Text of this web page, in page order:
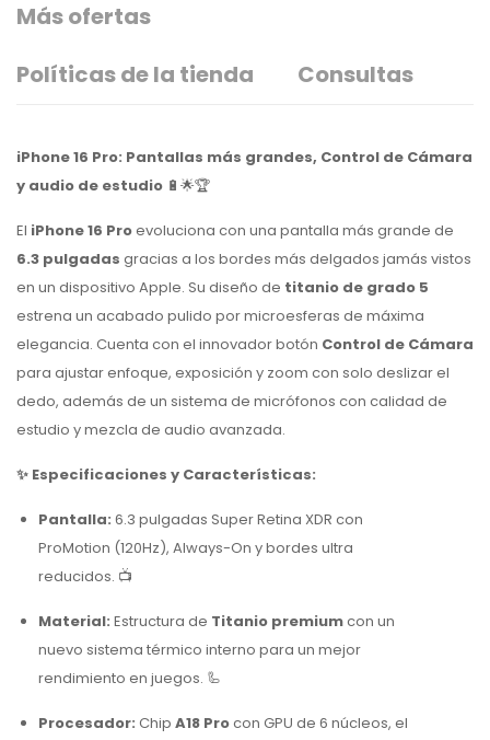
Más ofertas
Políticas de la tienda
Consultas
iPhone 16 Pro: Pantallas más grandes, Control de Cámara
y audio de estudio 🔋🌟🏆
El iPhone 16 Proevoluciona con una pantalla más grande de
6.3 pulgadas gracias a los bordes más delgados jamás vistos
en un dispositivo Apple. Su diseño de titanio de grado 5
estrena un acabado pulido por microesferas de máxima
elegancia. Cuenta con el innovador botón Control de Cámara
para ajustar enfoque, exposición y zoom con solo deslizar el
dedo, además de un sistema de micrófonos con calidad de
estudio y mezcla de audio avanzada.
✨ Especificaciones y Características:
Pantalla: 6.3 pulgadas Super Retina XDR con
ProMotion (120Hz), Always-On y bordes ultra
reducidos. 📺
Material: Estructura de Titanio premiumcon un
nuevo sistema térmico interno para un mejor
rendimiento en juegos. 🦾
Procesador: Chip A18 Procon GPU de 6 núcleos, el